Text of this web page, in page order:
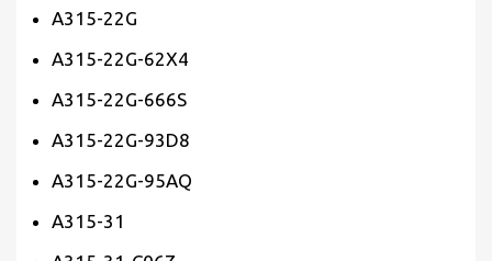
A315-22G
A315-22G-62X4
A315-22G-666S
A315-22G-93D8
A315-22G-95AQ
A315-31